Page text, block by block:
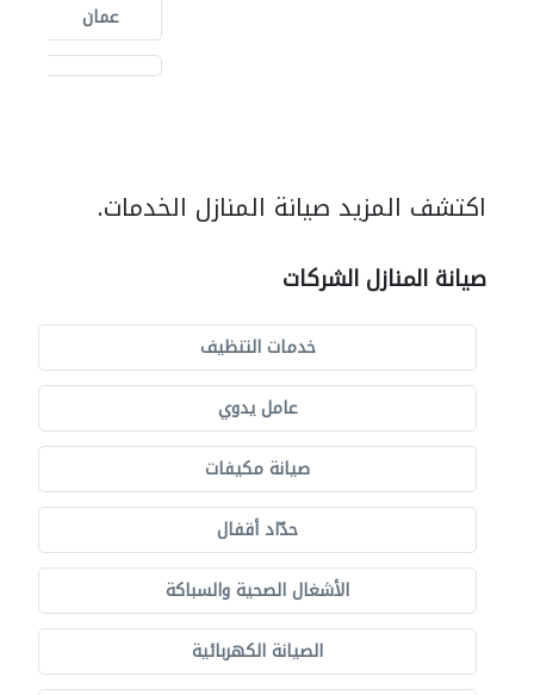
عمان
اكتشف المزيد صيانة المنازل الخدمات.
صيانة المنازل الشركات
خدمات التنظيف
عامل يدوي
صيانة مكيفات
حدّاد أقفال
الأشغال الصحية والسباكة
الصيانة الكهربائية